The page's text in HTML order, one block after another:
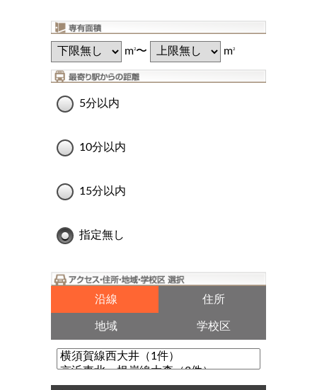
m2〜 m2
5分以内
10分以内
15分以内
指定無し
沿線 住所
地域 学校区